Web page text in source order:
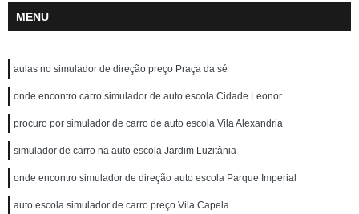
MENU
aulas no simulador de direção preço Praça da sé
onde encontro carro simulador de auto escola Cidade Leonor
procuro por simulador de carro de auto escola Vila Alexandria
simulador de carro na auto escola Jardim Luzitânia
onde encontro simulador de direção auto escola Parque Imperial
auto escola simulador de carro preço Vila Capela